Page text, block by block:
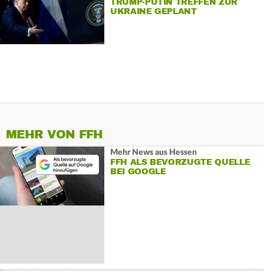
UKRAINE GEPLANT
MEHR VON FFH
Mehr News aus Hessen
FFH ALS BEVORZUGTE QUELLE
BEI GOOGLE